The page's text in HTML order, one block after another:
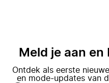
Meld je aan
Ontdek als eerste
en mode-updates van